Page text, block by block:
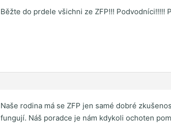
Běžte do prdele všichni ze ZFP!!! Podvodníci!!!!!
Naše rodina má se ZFP jen samé dobré
fungují. Náš poradce je nám kdykoli ochoten